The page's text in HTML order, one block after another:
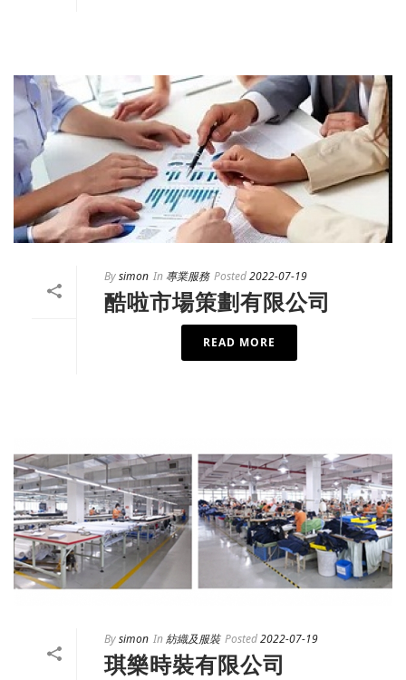
Bysimon In專業服務 Posted2022-07-19
酷啦市場策劃有限公司
READ MORE
Bysimon In紡織及服裝 Posted2022-07-19
琪樂時裝有限公司